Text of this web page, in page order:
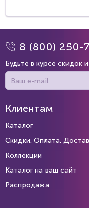
8 (800) 250-
Будьте в курсе скидок
Клиентам
Каталог
Скидки. Оплата.
Коллекции
Каталог на ваш сайт
Распродажа